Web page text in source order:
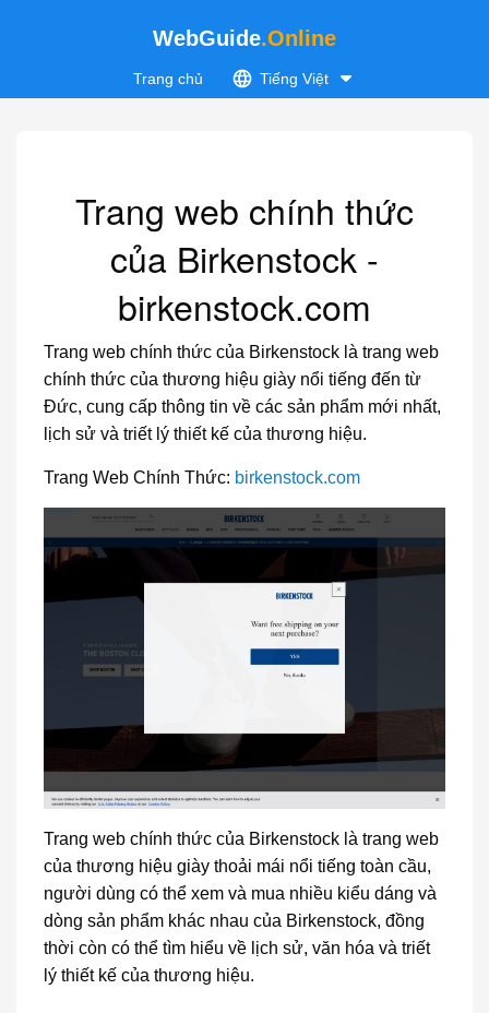
WebGuide.Online
Trang chủ Tiếng Việt
Trang web chính thức
của Birkenstock -
birkenstock.com
Trang web chính thức của Birkenstock là trang web
chính thức của thương hiệu giày nổi tiếng đến từ
Đức, cung cấp thông tin về các sản phẩm mới nhất,
lịch sử và triết lý thiết kế của thương hiệu.
Trang Web Chính Thức: birkenstock.com
Trang web chính thức của Birkenstock là trang web
của thương hiệu giày thoải mái nổi tiếng toàn cầu,
người dùng có thể xem và mua nhiều kiểu dáng và
dòng sản phẩm khác nhau của Birkenstock, đồng
thời còn có thể tìm hiểu về lịch sử, văn hóa và triết
lý thiết kế của thương hiệu.